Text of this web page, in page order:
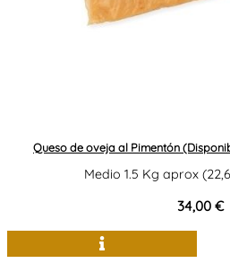
Queso de oveja al Pimentón
Medio 1.5 Kg aprox
34,00 €